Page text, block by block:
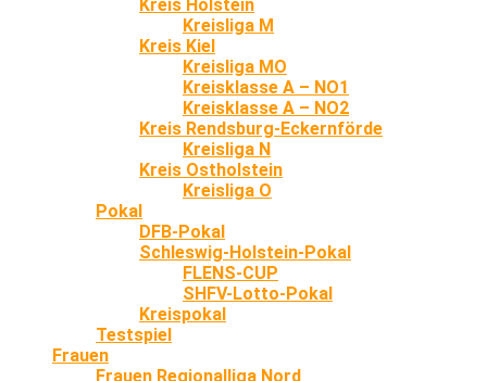
Kreis Holstein
Kreisliga M
Kreis Kiel
Kreisliga MO
Kreisklasse A – NO1
Kreisklasse A – NO2
Kreis Rendsburg-Eckernförde
Kreisliga N
Kreis Ostholstein
Kreisliga O
Pokal
DFB-Pokal
Schleswig-Holstein-Pokal
FLENS-CUP
SHFV-Lotto-Pokal
Kreispokal
Testspiel
Frauen
Frauen Regionalliga Nord